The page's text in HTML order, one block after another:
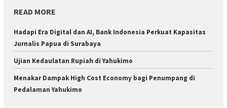
READ MORE
Hadapi Era Digital dan AI, Bank Indonesia Perkuat Kapasitas
Jurnalis Papua di Surabaya
Ujian Kedaulatan Rupiah di Yahukimo
Menakar Dampak High Cost Economy bagi Penumpang di
Pedalaman Yahukimo